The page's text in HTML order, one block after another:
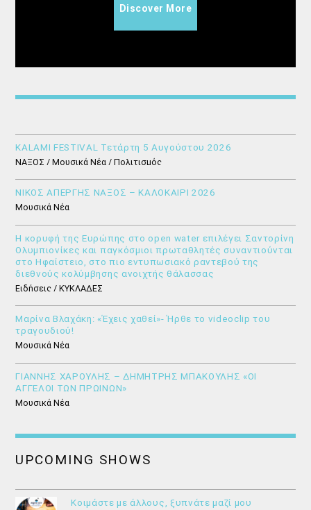
Discover More
KALAMI FESTIVAL Τετάρτη 5 Αυγούστου 2026
ΝΑΞΟΣ / Μουσικά Νέα / Πολιτισμός
ΝΙΚΟΣ ΑΠΕΡΓΗΣ ΝΑΞΟΣ – ΚΑΛΟΚΑΙΡΙ 2026
Μουσικά Νέα
Η κορυφή της Ευρώπης στο open water επιλέγει Σαντορίνη
Ολυμπιονίκες και παγκόσμιοι πρωταθλητές συναντιούνται
στο Ηφαίστειο, στο πιο εντυπωσιακό ραντεβού της
διεθνούς κολύμβησης ανοιχτής θάλασσας
Ειδήσεις / ΚΥΚΛΑΔΕΣ
Μαρίνα Βλαχάκη: «Έχεις χαθεί»- Ήρθε το videoclip του
τραγουδιού!
Μουσικά Νέα
ΓΙΑΝΝΗΣ ΧΑΡΟΥΛΗΣ – ΔΗΜΗΤΡΗΣ ΜΠΑΚΟΥΛΗΣ «ΟΙ
ΑΓΓΕΛΟΙ ΤΩΝ ΠΡΩΙΝΩΝ»
Μουσικά Νέα
UPCOMING SHOWS
Κοιμάστε με άλλους, ξυπνάτε μαζί μου